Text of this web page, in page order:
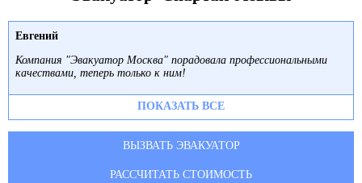
Евгений
Компания "Эвакуатор Москва" порадовала профессиональными
качествами, теперь только к ним!
ПОКАЗАТЬ ВСЕ
ВЫЗВАТЬ ЭВАКУАТОР
РАССЧИТАТЬ СТОИМОСТЬ